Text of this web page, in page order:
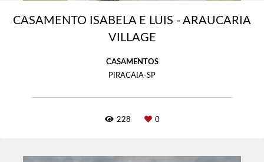
CASAMENTO ISABELA E LUIS - ARAUCARIA
VILLAGE
CASAMENTOS
PIRACAIA-SP
228 0